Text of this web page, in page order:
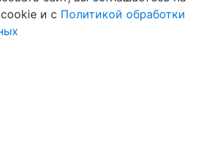
и c Политикой обработки